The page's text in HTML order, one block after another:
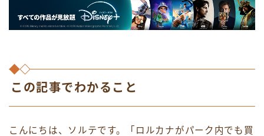
この記事でわかること
こんにちは、ソルテです。「ロルカナがパーク内でも買